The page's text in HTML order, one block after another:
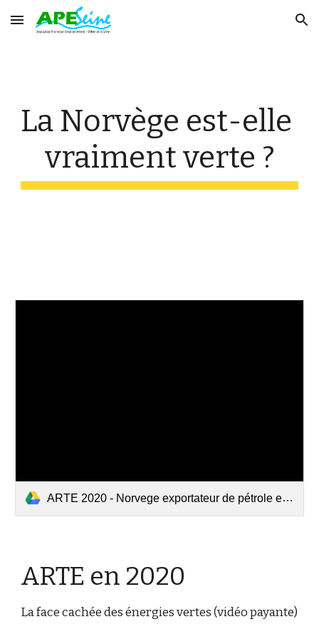
Skip to main content Skip to navigation
La Norvège est-elle
vraiment verte ?
ARTE 2020 - Norvege exportateur de pétrole et de gaz.mp4
ARTE en 2020
La face cachée des énergies vertes (vidéo payante)